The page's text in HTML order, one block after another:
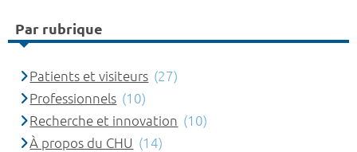
Par rubrique
Patients et visiteurs (27)
Professionnels (10)
Recherche et innovation (10)
À propos du CHU (14)